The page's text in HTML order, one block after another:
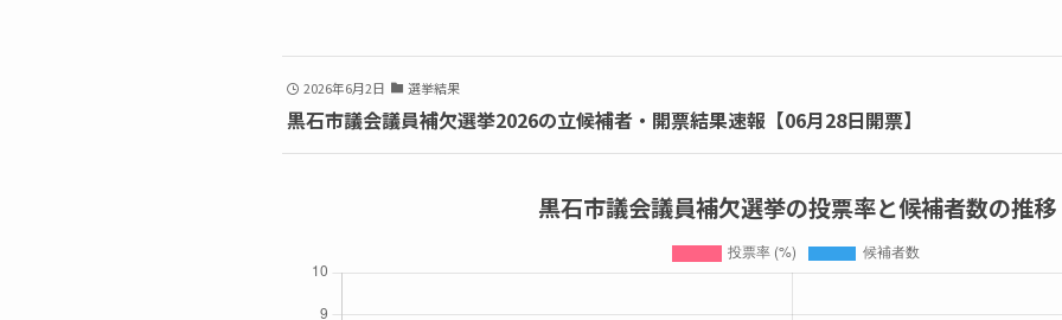
2026年6月2日 選挙結果
黒石市議会議員補欠選挙2026の立候補者・開票結果速報【06月28日開票】
黒石市議会議員補欠選挙の投票率と候補者数の推移